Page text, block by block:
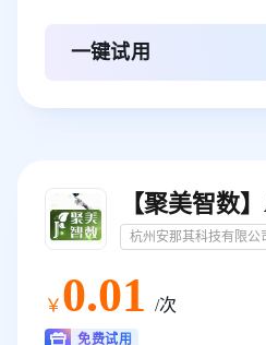
一键试用
杭州安那其科技有限公
￥ 0.01 /次
免费试用